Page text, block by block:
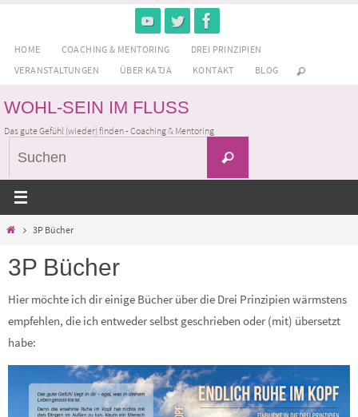
springen
HOME COACHING & MENTORING
DREI PRINZIPIEN
VERANSTALTUNGEN
ÜBER KATJA KONTAKT BLOG
WOHL-SEIN IM FLUSS
Das gute Gefühl (wieder) finden - Coaching & Mentoring
Suchen
Home3P Bücher
3P Bücher
Hier möchte ich dir einige Bücher über die Drei Prinzipien wärmstens
empfehlen, die ich entweder selbst geschrieben oder (mit) übersetzt
habe: